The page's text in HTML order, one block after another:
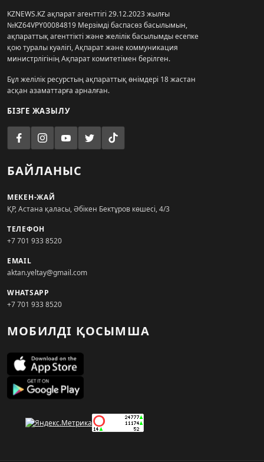
KZNEWS.KZ ақпарат агенттігі 29.12.2023 жылғы
№KZ64VPY00084819 Мерзімді баспасөз басылымын,
ақпараттық агенттікті және желілік басылымды есепке
қою туралы куәлігі, Ақпарат және коммуникация
министрлігінің Ақпарат комитетімен берілген.
Бұл желілік ресурстың ақпараттық өнімдері 18 жастан
асқан азаматтарға арналған.
БІЗГЕ ЖАЗЫЛУ
БАЙЛАНЫС
МЕКЕН-ЖАЙ
ҚР, Астана қаласы, Әбікен Бектұров көшесі, 4/3
ТЕЛЕФОН
+7 701 933 8520
EMAIL
aktan.yeltay@gmail.com
WHATSAPP
+7 701 933 8520
МОБИЛДІ ҚОСЫМША